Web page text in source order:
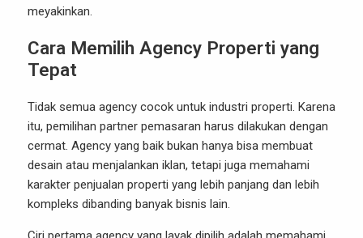
meyakinkan.
Cara Memilih Agency Properti yang
Tepat
Tidak semua agency cocok untuk industri properti. Karena
itu, pemilihan partner pemasaran harus dilakukan dengan
cermat. Agency yang baik bukan hanya bisa membuat
desain atau menjalankan iklan, tetapi juga memahami
karakter penjualan properti yang lebih panjang dan lebih
kompleks dibanding banyak bisnis lain.